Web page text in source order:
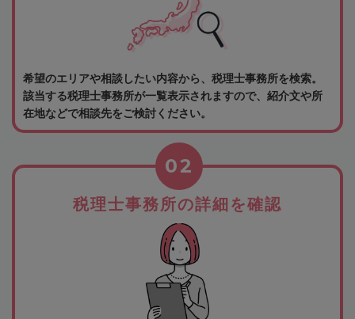
希望のエリアや相談したい内容から、税理士事務所を検索。
該当する税理士事務所が一覧表示されますので、紹介文や所
在地などで相談先をご検討ください。
税理士事務所の詳細を確認
02